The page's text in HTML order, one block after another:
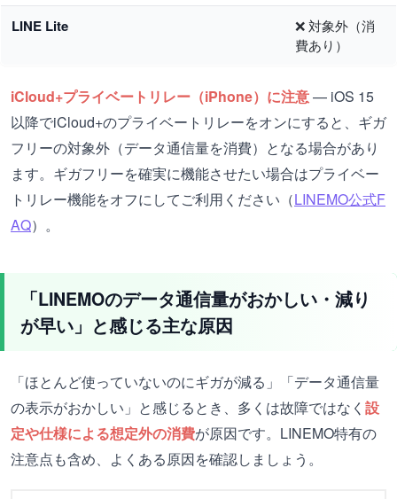
LINE Lite
❌ 対象外（消
費あり）
iCloud+プライベートリレー（iPhone）に注意— iOS 15
以降でiCloud+のプライベートリレーをオンにすると、ギガ
フリーの対象外（データ通信量を消費）となる場合があり
ます。ギガフリーを確実に機能させたい場合はプライベー
トリレー機能をオフにしてご利用ください（LINEMO公式F
AQ）。
「LINEMOのデータ通信量がおかしい・減り
が早い」と感じる主な原因
「ほとんど使っていないのにギガが減る」「データ通信量
の表示がおかしい」と感じるとき、多くは故障ではなく 設
定や仕様による想定外の消費が原因です。LINEMO特有の
注意点も含め、よくある原因を確認しましょう。